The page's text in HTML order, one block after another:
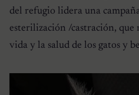
del refugio lidera una
esterilización /castración,
vida y la salud de los gatos y